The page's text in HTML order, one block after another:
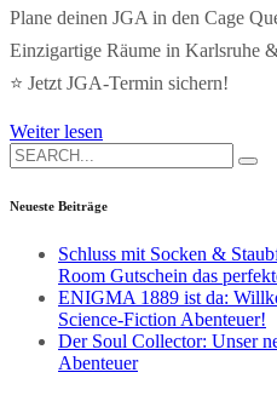
Plane deinen JGA in den Cage
Einzigartige Räume in Karlsruhe
⭐ Jetzt JGA-Termin sichern!
Weiter lesen
Search
for:
Neueste Beiträge
Schluss mit Socken &
Room Gutschein das
ENIGMA 1889 ist da:
Science-Fiction Abenteuer!
Der Soul Collector: Unser
Abenteuer